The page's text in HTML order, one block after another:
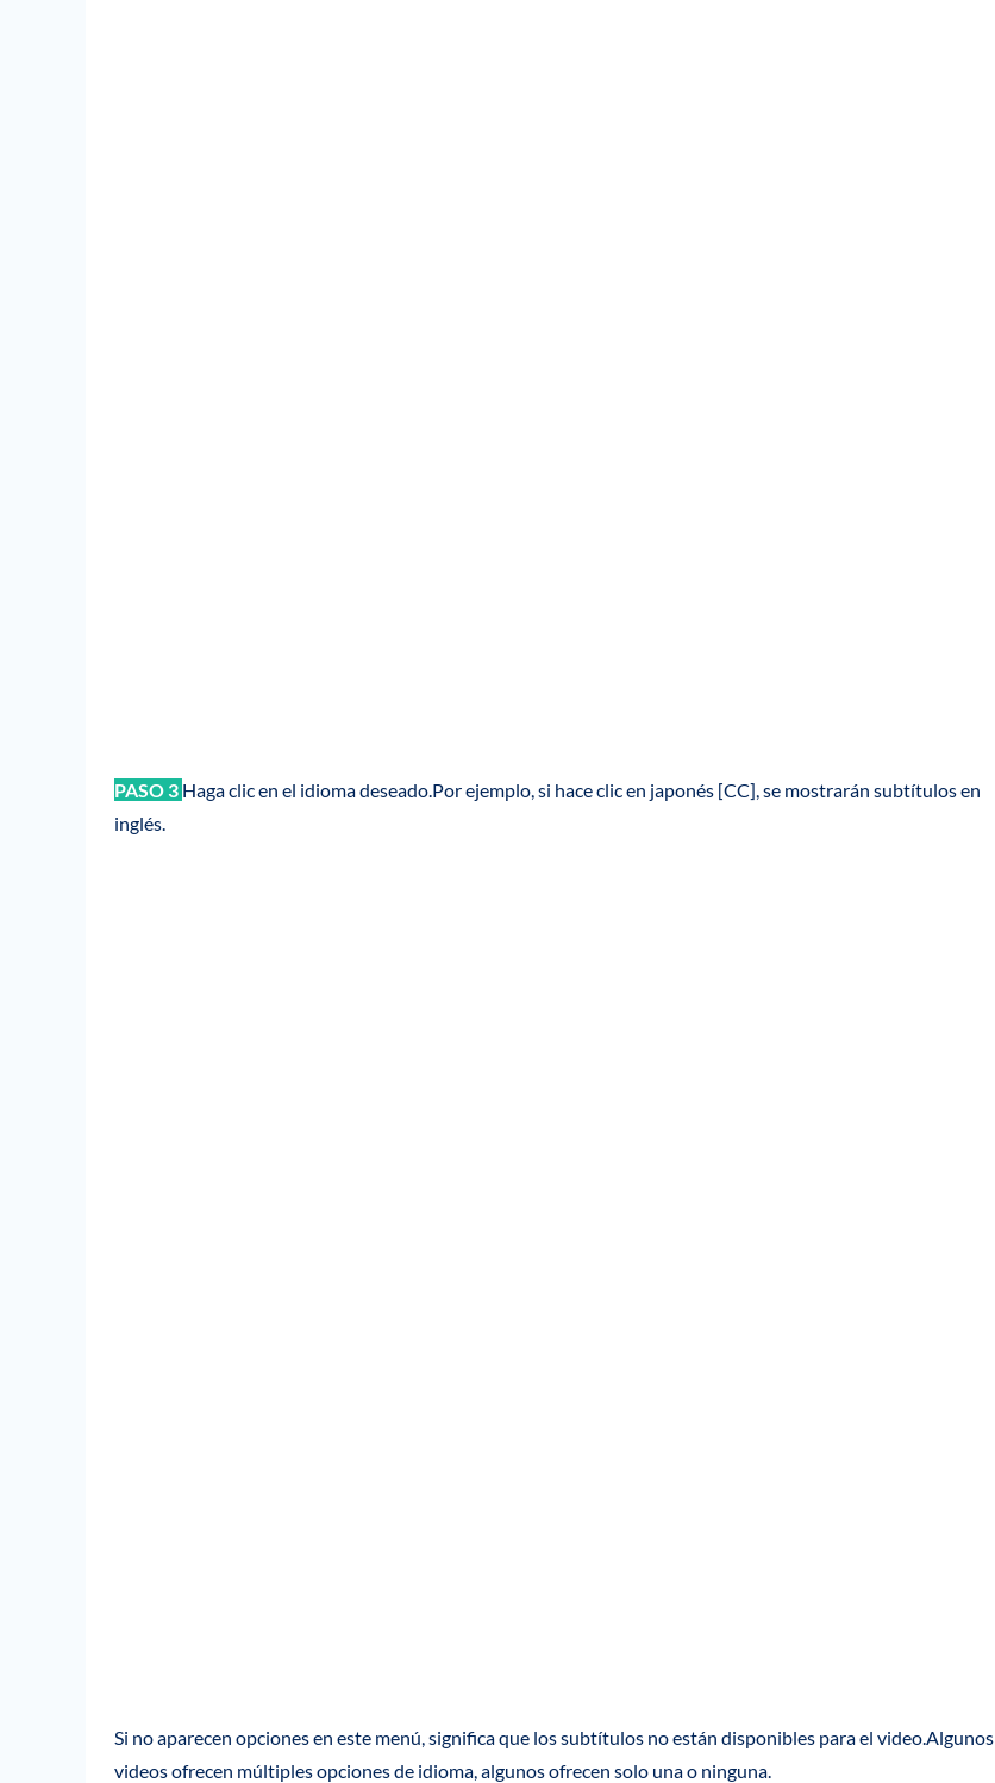
PASO 3 Haga clic en el idioma deseado.Por ejemplo, si hace clic en japonés [CC], se mostrarán subtítulos en
inglés.
Si no aparecen opciones en este menú, significa que los subtítulos no están disponibles para el video.Algunos
videos ofrecen múltiples opciones de idioma, algunos ofrecen solo una o ninguna.